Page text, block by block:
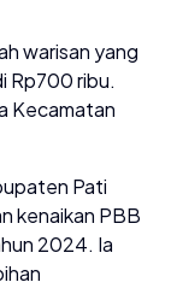
warisan yang
Rp700 ribu.
Kecamatan
Pati
kenaikan PBB
2024. Ia